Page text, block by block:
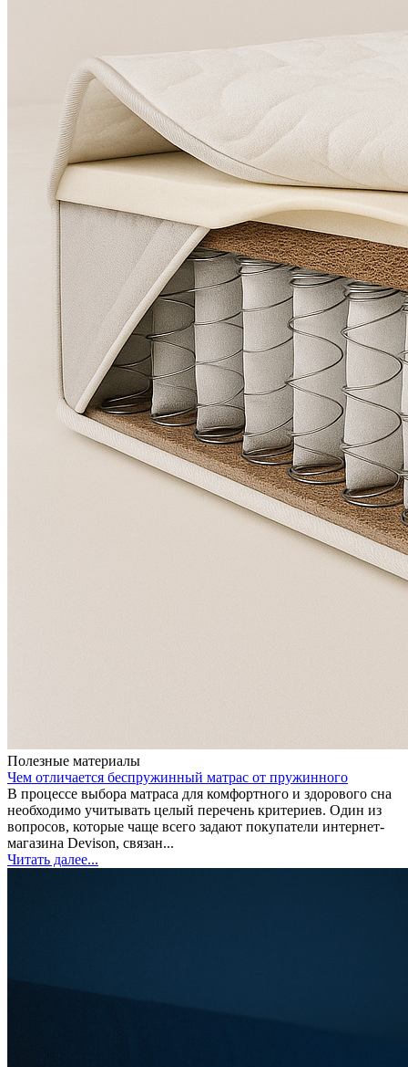
Полезные материалы
Чем отличается беспружинный матрас от пружинного
В процессе выбора матраса для комфортного и здорового сна
необходимо учитывать целый перечень критериев. Один из
вопросов, которые чаще всего задают покупатели интернет-
магазина Devison, связан...
Читать далее...